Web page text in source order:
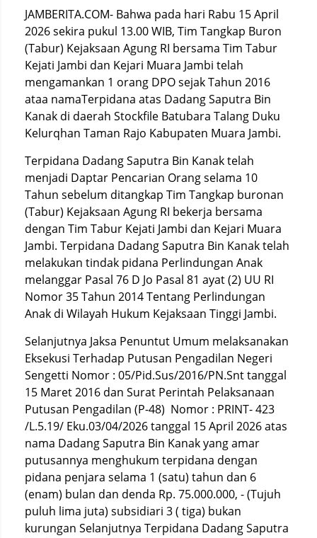
JAMBERITA.COM- Bahwa pada hari Rabu 15 April
2026 sekira pukul 13.00 WIB, Tim Tangkap Buron
(Tabur) Kejaksaan Agung RI bersama Tim Tabur
Kejati Jambi dan Kejari Muara Jambi telah
mengamankan 1 orang DPO sejak Tahun 2016
ataa namaTerpidana atas Dadang Saputra Bin
Kanak di daerah Stockfile Batubara Talang Duku
Kelurqhan Taman Rajo Kabupaten Muara Jambi.
Terpidana Dadang Saputra Bin Kanak telah
menjadi Daptar Pencarian Orang selama 10
Tahun sebelum ditangkap Tim Tangkap buronan
(Tabur) Kejaksaan Agung RI bekerja bersama
dengan Tim Tabur Kejati Jambi dan Kejari Muara
Jambi. Terpidana Dadang Saputra Bin Kanak telah
melakukan tindak pidana Perlindungan Anak
melanggar Pasal 76 D Jo Pasal 81 ayat (2) UU RI
Nomor 35 Tahun 2014 Tentang Perlindungan
Anak di Wilayah Hukum Kejaksaan Tinggi Jambi.
Selanjutnya Jaksa Penuntut Umum melaksanakan
Eksekusi Terhadap Putusan Pengadilan Negeri
Sengetti Nomor : 05/Pid.Sus/2016/PN.Snt tanggal
15 Maret 2016 dan Surat Perintah Pelaksanaan
Putusan Pengadilan (P-48) Nomor : PRINT- 423
/L.5.19/ Eku.03/04/2026 tanggal 15 April 2026 atas
nama Dadang Saputra Bin Kanak yang amar
putusannya menghukum terpidana dengan
pidana penjara selama 1 (satu) tahun dan 6
(enam) bulan dan denda Rp. 75.000.000, - (Tujuh
puluh lima juta) subsidiari 3 ( tiga) bukan
kurungan Selanjutnya Terpidana Dadang Saputra